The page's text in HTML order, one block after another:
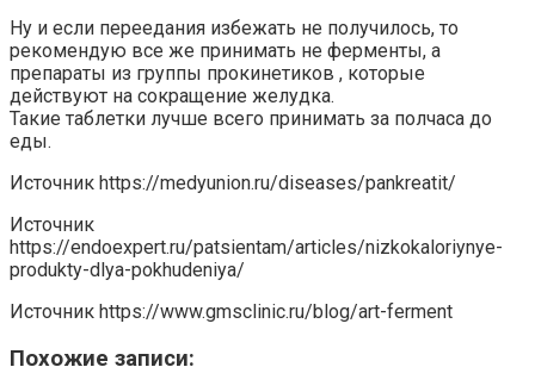
Ну и если переедания избежать не получилось, то
рекомендую все же принимать не ферменты, а
препараты из группы прокинетиков , которые
действуют на сокращение желудка.
Такие таблетки лучше всего принимать за полчаса до
еды.
Источник https://medyunion.ru/diseases/pankreatit/
Источник
https://endoexpert.ru/patsientam/articles/nizkokaloriynye-
produkty-dlya-pokhudeniya/
Источник https://www.gmsclinic.ru/blog/art-ferment
Похожие записи: